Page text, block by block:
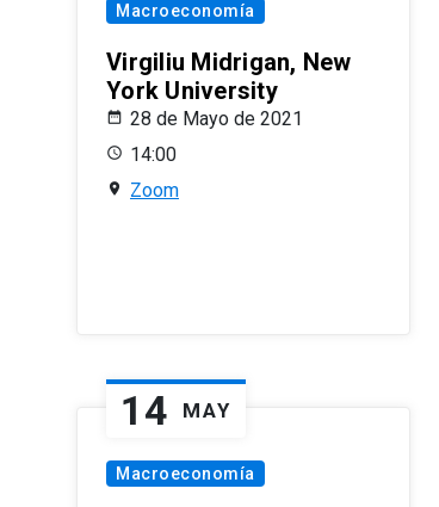
Macroeconomía
Virgiliu Midrigan, New
York University
28 de Mayo de 2021
14:00
Zoom
14 MAY
Macroeconomía